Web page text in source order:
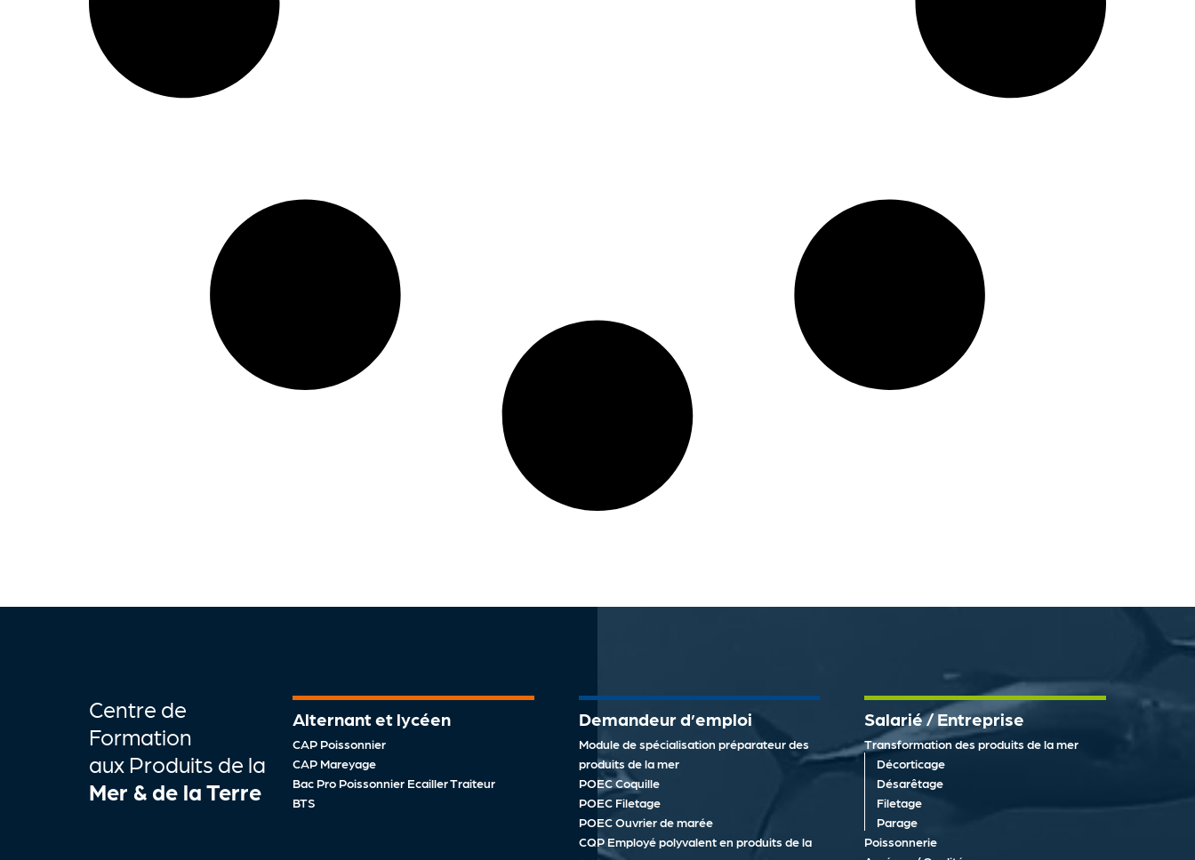
Centre de
Formation
aux Produits de la
Mer & de la Terre
Alternant et lycéen
CAP Poissonnier
CAP Mareyage
Bac Pro Poissonnier Ecailler Traiteur
BTS
Demandeur d’emploi
Module de spécialisation préparateur des
produits de la mer
POEC Coquille
POEC Filetage
POEC Ouvrier de marée
CQP Employé polyvalent en produits de la
Salarié / Entreprise
Transformation des produits de la mer
Décorticage
Désarêtage
Filetage
Parage
Poissonnerie